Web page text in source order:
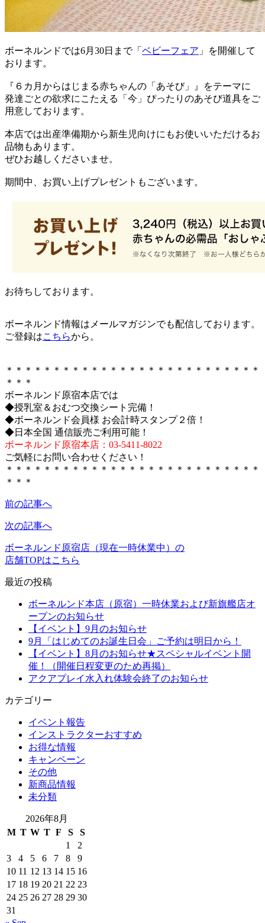
ボーネルンドでは6月30日まで「 ベビーフェア 」を開催して
おります。
『６カ月からはじまる赤ちゃんの「あそび」』をテーマに
発達ごとの欲求にこたえる「今」ぴったりのあそび道具をご
用意しております。
本店では出産準備期から新生児向けにもお使いいただけるお
品物もあります。
ぜひお越しくださいませ。
期間中、お買い上げプレゼントもございます。
お待ちしております。
ボーネルンド情報はメールマガジンでも配信しております。
ご登録はこちらから。
＊＊＊＊＊＊＊＊＊＊＊＊＊＊＊＊＊＊＊＊＊＊＊＊＊＊＊
＊＊＊
ボーネルンド原宿本店では
◆授乳室＆おむつ交換シート完備！
◆ボーネルンド会員様 お会計時スタンプ２倍！
◆日本全国 通信販売ご利用可能！
ボーネルンド原宿本店：03-5411-8022
ご気軽にお問い合わせください！
＊＊＊＊＊＊＊＊＊＊＊＊＊＊＊＊＊＊＊＊＊＊＊＊＊＊＊
＊＊＊
前の記事へ
次の記事へ
ボーネルンド原宿店（現在一時休業中）の
店舗TOPはこちら
最近の投稿
ボーネルンド本店（原宿）一時休業および新旗艦店オ
ープンのお知らせ
【イベント】9月のお知らせ
9月「はじめてのお誕生日会」ご予約は明日から！
【イベント】8月のお知らせ★スペシャルイベント開
催！（開催日程変更のため再掲）
アクアプレイ水入れ体験会終了のお知らせ
カテゴリー
イベント報告
インストラクターおすすめ
お得な情報
キャンペーン
その他
新商品情報
未分類
2026年8月
M T W T F S
S
1
2
3
4 5 6 7 8
9
10 11 12 13 14 15 16
17 18 19 20 21 22 23
24 25 26 27 28 29 30
31